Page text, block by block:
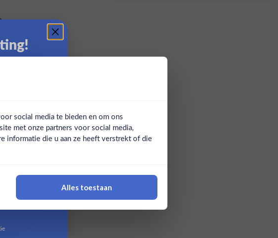
social media te bieden en om ons
met onze partners voor social media,
informatie die u aan ze heeft verstrekt of die
Alles toestaan